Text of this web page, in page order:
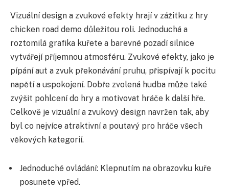
Vizuální design a zvukové efekty hrají v zážitku z hry
chicken road demo důležitou roli. Jednoduchá a
roztomilá grafika kuřete a barevné pozadí silnice
vytvářejí příjemnou atmosféru. Zvukové efekty, jako je
pípání aut a zvuk překonávání pruhu, přispívají k pocitu
napětí a uspokojení. Dobře zvolená hudba může také
zvýšit pohlcení do hry a motivovat hráče k další hře.
Celkově je vizuální a zvukový design navržen tak, aby
byl co nejvíce atraktivní a poutavý pro hráče všech
věkových kategorií.
Jednoduché ovládání: Klepnutím na obrazovku kuře
posunete vpřed.